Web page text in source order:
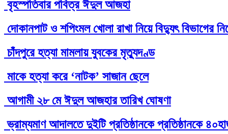
বৃহস্পতিবার পবিত্র ঈদুল আজহা
দোকানপাট ও শপিংমল খোলা রাখা নিয়ে বিদ্যুৎ বিভাগের
চাঁদপুরে হত্যা মামলায় যুবকের মৃত্যুদণ্ড
মাকে হত্যা করে ‘নাটক’ সাজান ছেলে
আগামী ২৮ মে ঈদুল আজহার তারিখ ঘোষণা
ভ্রাম্যমাণ আদালতে দুইটি প্রতিষ্ঠানকে প্রতিষ্ঠানকে